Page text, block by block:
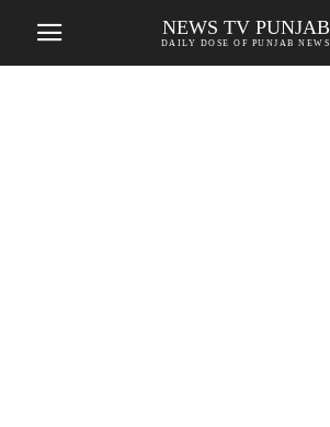
NEWS TV PUNJAB
DAILY DOSE OF PUNJAB NEWS